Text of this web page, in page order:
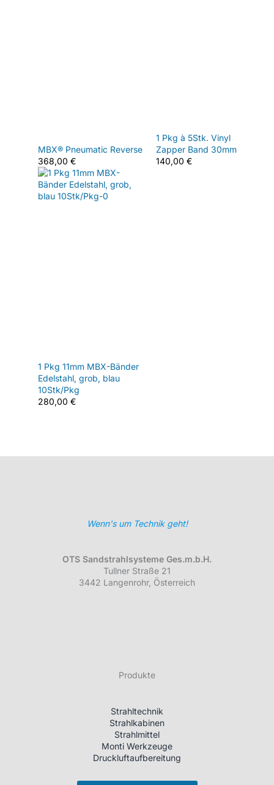
MBX® Pneumatic Reverse
368,00 €
1 Pkg à 5Stk. Vinyl
Zapper Band 30mm
140,00 €
1 Pkg 11mm MBX-Bänder
Edelstahl, grob, blau
10Stk/Pkg
280,00 €
Wenn's um Technik geht!
OTS Sandstrahlsysteme Ges.m.b.H.
Tullner Straße 21
3442 Langenrohr, Österreich
Produkte
Strahltechnik
Strahlkabinen
Strahlmittel
Monti Werkzeuge
Druckluftaufbereitung